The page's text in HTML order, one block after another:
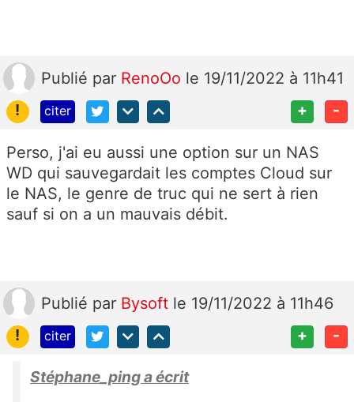
Publié par RenoOo le 19/11/2022 à 11h41
!
citer + -
Perso, j'ai eu aussi une option sur un NAS
WD qui sauvegardait les comptes Cloud sur
le NAS, le genre de truc qui ne sert à rien
sauf si on a un mauvais débit.
Publié par Bysoft le 19/11/2022 à 11h46
!
citer + -
Stéphane_ping a écrit